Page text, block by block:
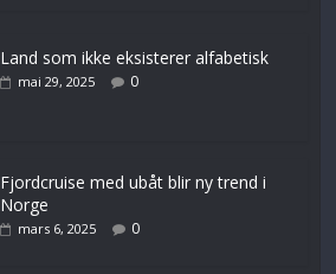
Land som ikke eksisterer alfabetisk
mai 29, 2025 0
Fjordcruise med ubåt blir ny trend i
Norge
mars 6, 2025 0